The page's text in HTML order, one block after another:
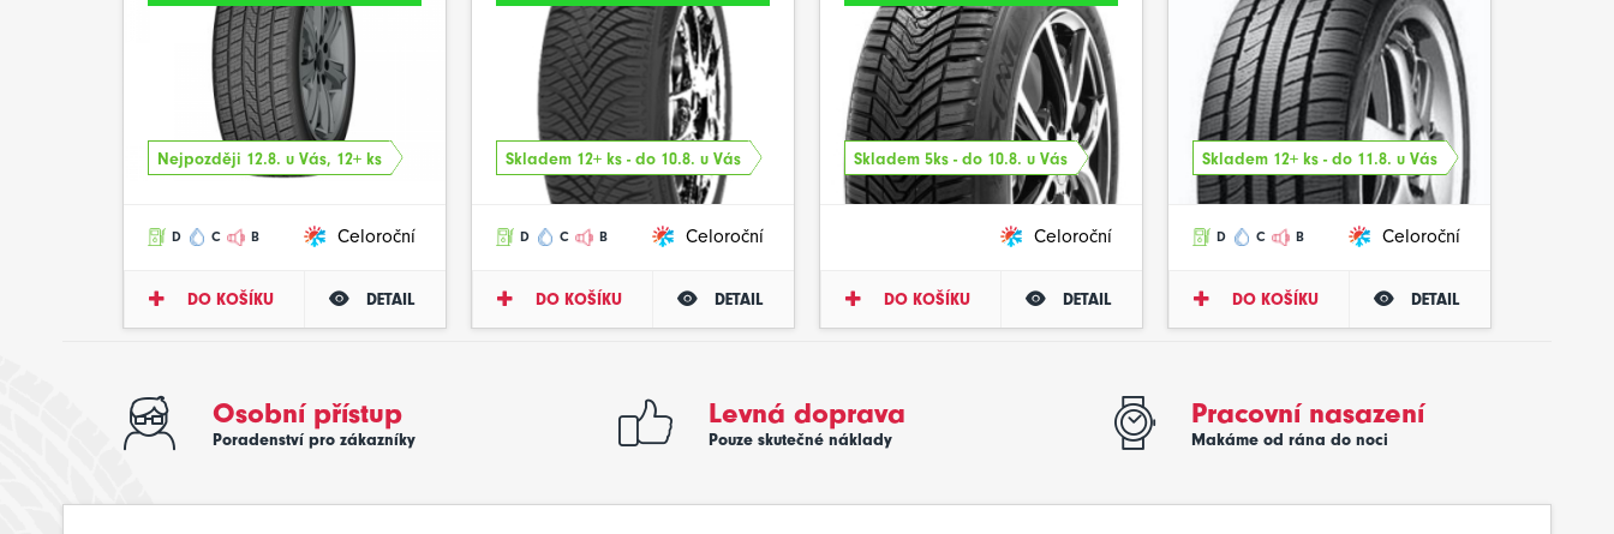
Nejpozději 12.8. u Vás, 12+ ks
D C B Celoroční
DO KOŠÍKU DETAIL
Skladem 12+ ks - do 10.8. u Vás
D C B Celoroční
DO KOŠÍKU DETAIL
Skladem 5ks - do 10.8. u Vás
Celoroční
DO KOŠÍKU DETAIL
Skladem 12+ ks - do 11.8. u Vás
D C B Celoroční
DO KOŠÍKU DETAIL
Osobní přístup
Poradenství pro zákazníky
Levná doprava
Pouze skutečné náklady
Pracovní nasazení
Makáme od rána do noci